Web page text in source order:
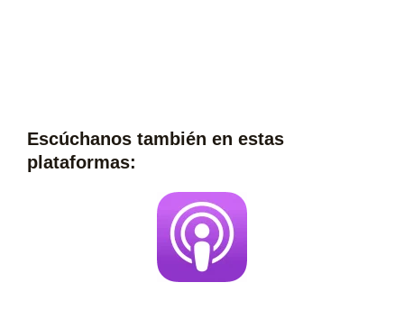
Escúchanos también en estas
plataformas: